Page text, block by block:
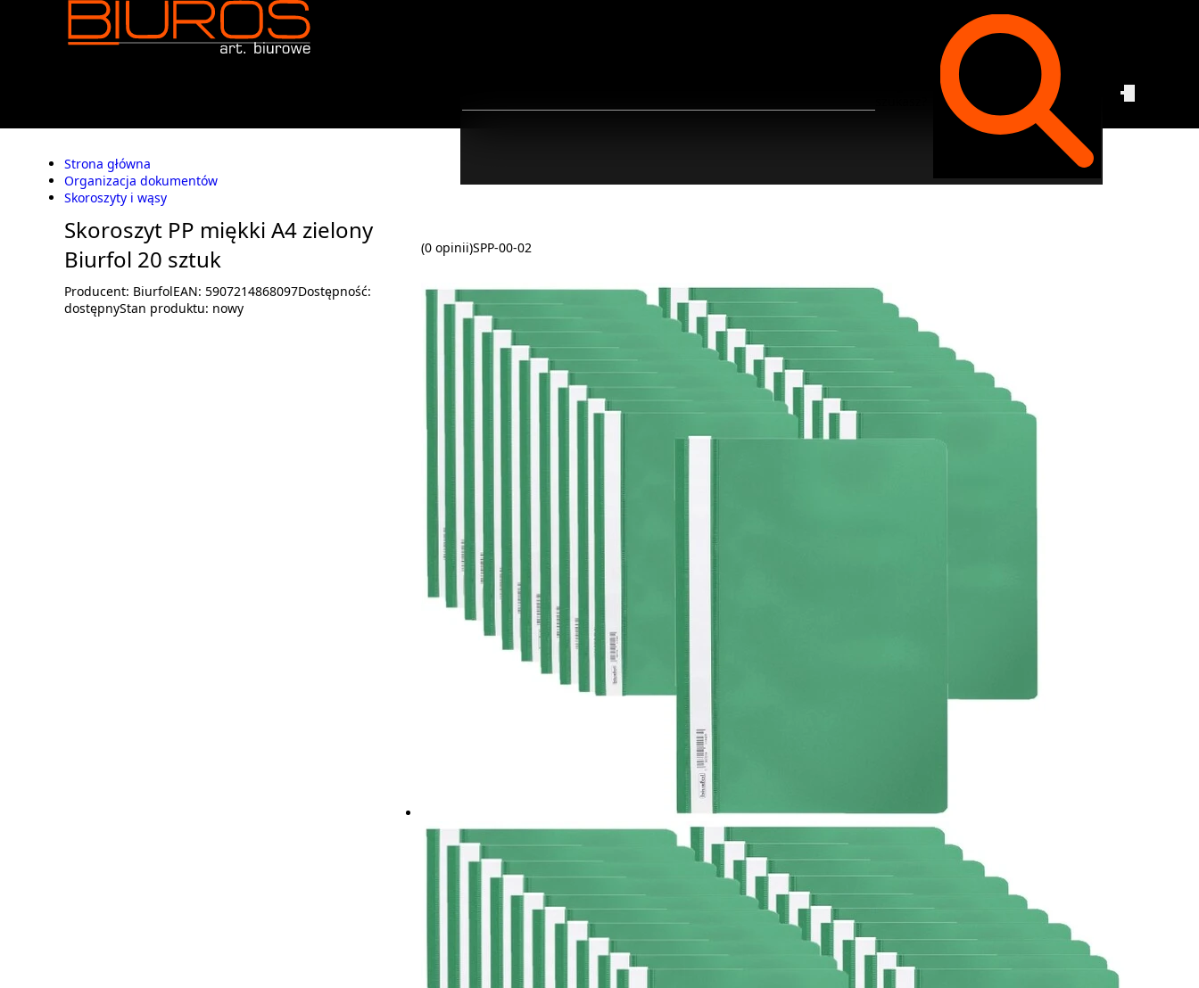
Strona główna
Organizacja dokumentów
Skoroszyty i wąsy
Skoroszyt PP miękki A4 zielony
Biurfol 20 sztuk
(0 opinii)SPP-00-02
Producent: BiurfolEAN: 5907214868097Dostępność:
dostępnyStan produktu: nowy